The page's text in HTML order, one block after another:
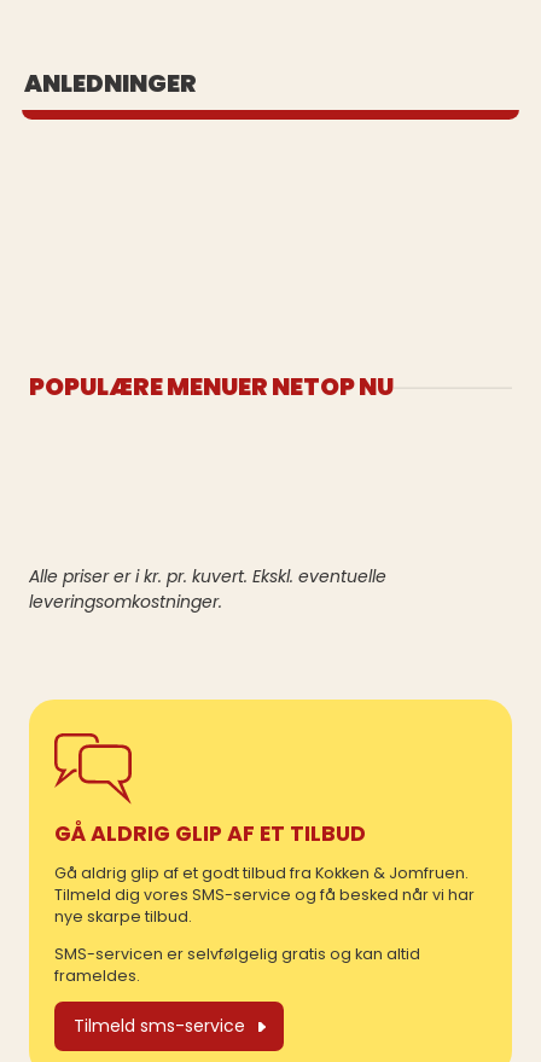
ANLEDNINGER
Se vores populære buffeter
POPULÆRE MENUER NETOP NU
Alle priser er i kr. pr. kuvert. Ekskl. eventuelle
leveringsomkostninger.
GÅ ALDRIG GLIP AF ET TILBUD
Gå aldrig glip af et godt tilbud fra Kokken & Jomfruen.
Tilmeld dig vores SMS-service og få besked når vi har
nye skarpe tilbud.
SMS-servicen er selvfølgelig gratis og kan altid
frameldes.
Tilmeld sms-service